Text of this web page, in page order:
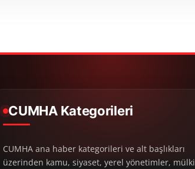
CUMHA Kategorileri
CUMHA ana haber kategorileri ve alt başlıkları
üzerinden kamu, siyaset, yerel yönetimler, mülki